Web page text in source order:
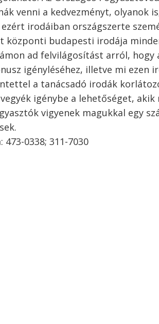
venni a kedvezményt, olyanok
irodáiban országszerte
központi budapesti irodája
ad felvilágosítást arról, hogy
igényléséhez, illetve mi ezen
a tanácsadó irodák
igénybe a lehetőséget, akik
vigyenek magukkal egy
0338; 311-7030